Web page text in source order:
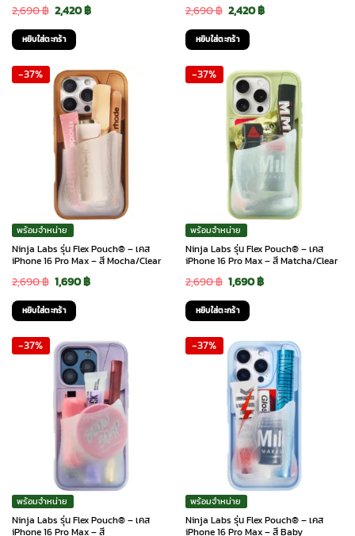
2,690฿ Original
price
was:
2,690 ฿.
2,420฿Current
2,420 ฿.
หยิบใส่ตะกร้า
2,690฿ Original
price
was:
2,690 ฿.
2,420฿Current
2,420 ฿.
หยิบใส่ตะกร้า
-37%
พร้อมจำหน่าย
Ninja Labs รุ่น Flex Pouch® – เคส
iPhone 16 Pro Max – สี Mocha/Clear
2,690฿ Original
price
was:
2,690 ฿.
1,690฿Current
1,690 ฿.
หยิบใส่ตะกร้า
-37%
พร้อมจำหน่าย
Ninja Labs รุ่น Flex Pouch® – เคส
iPhone 16 Pro Max – สี Matcha/Clear
2,690฿ Original
price
was:
2,690 ฿.
1,690฿Current
1,690 ฿.
หยิบใส่ตะกร้า
-37%
พร้อมจำหน่าย
Ninja Labs รุ่น Flex Pouch® – เคส
iPhone 16 Pro Max – สี
-37%
พร้อมจำหน่าย
Ninja Labs รุ่น Flex Pouch® – เคส
iPhone 16 Pro Max – สี Baby